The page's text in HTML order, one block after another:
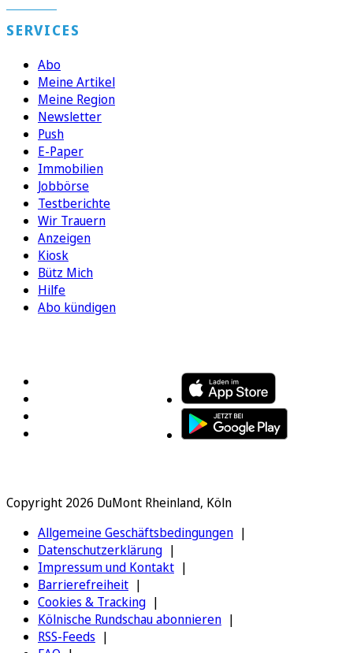
SERVICES
Abo
Meine Artikel
Meine Region
Newsletter
Push
E-Paper
Immobilien
Jobbörse
Testberichte
Wir Trauern
Anzeigen
Kiosk
Bütz Mich
Hilfe
Abo kündigen
Copyright 2026 DuMont Rheinland, Köln
Allgemeine Geschäftsbedingungen
Datenschutzerklärung
Impressum und Kontakt
Barrierefreiheit
Cookies & Tracking
Kölnische Rundschau abonnieren
RSS-Feeds